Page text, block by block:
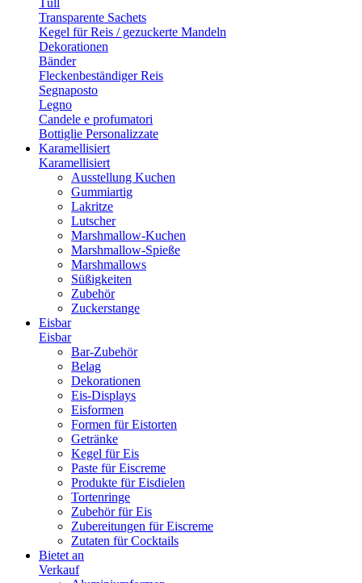
Tüll
Transparente Sachets
Kegel für Reis / gezuckerte Mandeln
Dekorationen
Bänder
Fleckenbeständiger Reis
Segnaposto
Legno
Candele e profumatori
Bottiglie Personalizzate
Karamellisiert
Karamellisiert
Ausstellung Kuchen
Gummiartig
Lakritze
Lutscher
Marshmallow-Kuchen
Marshmallow-Spieße
Marshmallows
Süßigkeiten
Zubehör
Zuckerstange
Eisbar
Eisbar
Bar-Zubehör
Belag
Dekorationen
Eis-Displays
Eisformen
Formen für Eistorten
Getränke
Kegel für Eis
Paste für Eiscreme
Produkte für Eisdielen
Tortenringe
Zubehör für Eis
Zubereitungen für Eiscreme
Zutaten für Cocktails
Bietet an
Verkauf